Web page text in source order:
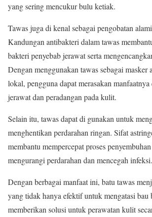
yang sering mencukur bulu ketiak.
Tawas juga di kenal sebagai pengobatan
Kandungan antibakteri dalam tawas
bakteri penyebab jerawat serta
Dengan menggunakan tawas sebagai masker
lokal, pengguna dapat merasakan
jerawat dan peradangan pada kulit.
Selain itu, tawas dapat di gunakan untuk
menghentikan perdarahan ringan. Sifat
membantu mempercepat proses
mengurangi perdarahan dan mencegah infeksi.
Dengan berbagai manfaat ini, batu tawas
yang tidak hanya efektif untuk mengatasi bau
memberikan solusi untuk perawatan kulit